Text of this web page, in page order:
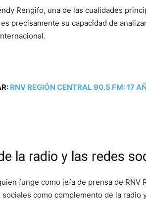
Rengifo, una de las cualidades
precisamente su capacidad de
RNV REGIÓN CENTRAL 90.5 FM: 17
la radio y las redes
funge como jefa de prensa de RNV
como complemento de la radio